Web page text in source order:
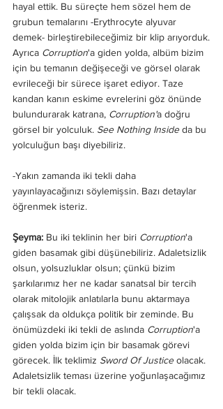
hayal ettik. Bu süreçte hem sözel hem de
grubun temalarını -Erythrocyte alyuvar
demek- birleştirebileceğimiz bir klip arıyorduk.
Ayrıca Corruption'a giden yolda, albüm bizim
için bu temanın değişeceği ve görsel olarak
evrileceği bir sürece işaret ediyor. Taze
kandan kanın eskime evrelerini göz önünde
bulundurarak katrana, Corruption'a doğru
görsel bir yolculuk. See Nothing Inside da bu
yolculuğun başı diyebiliriz.
-Yakın zamanda iki tekli daha
yayınlayacağınızı söylemişsin. Bazı detaylar
öğrenmek isteriz.
Şeyma: Bu iki teklinin her biri Corruption'a
giden basamak gibi düşünebiliriz. Adaletsizlik
olsun, yolsuzluklar olsun; çünkü bizim
şarkılarımız her ne kadar sanatsal bir tercih
olarak mitolojik anlatılarla bunu aktarmaya
çalışsak da oldukça politik bir zeminde. Bu
önümüzdeki iki tekli de aslında Corruption'a
giden yolda bizim için bir basamak görevi
görecek. İlk teklimiz Sword Of Justice olacak.
Adaletsizlik teması üzerine yoğunlaşacağımız
bir tekli olacak.